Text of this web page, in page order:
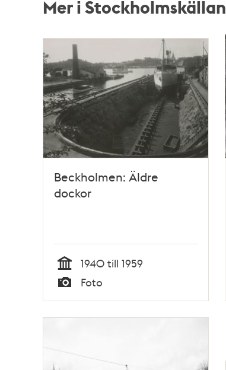
Mer i Stockholmskällan
Relaterade
poster
och
teman
Beckholmen: Äldre
dockor
Tid
1940 till 1959
Typ
Foto